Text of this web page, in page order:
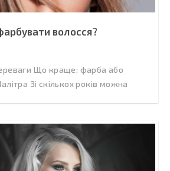
волосся?
Що краще: фарба або
Зі скількох років можна